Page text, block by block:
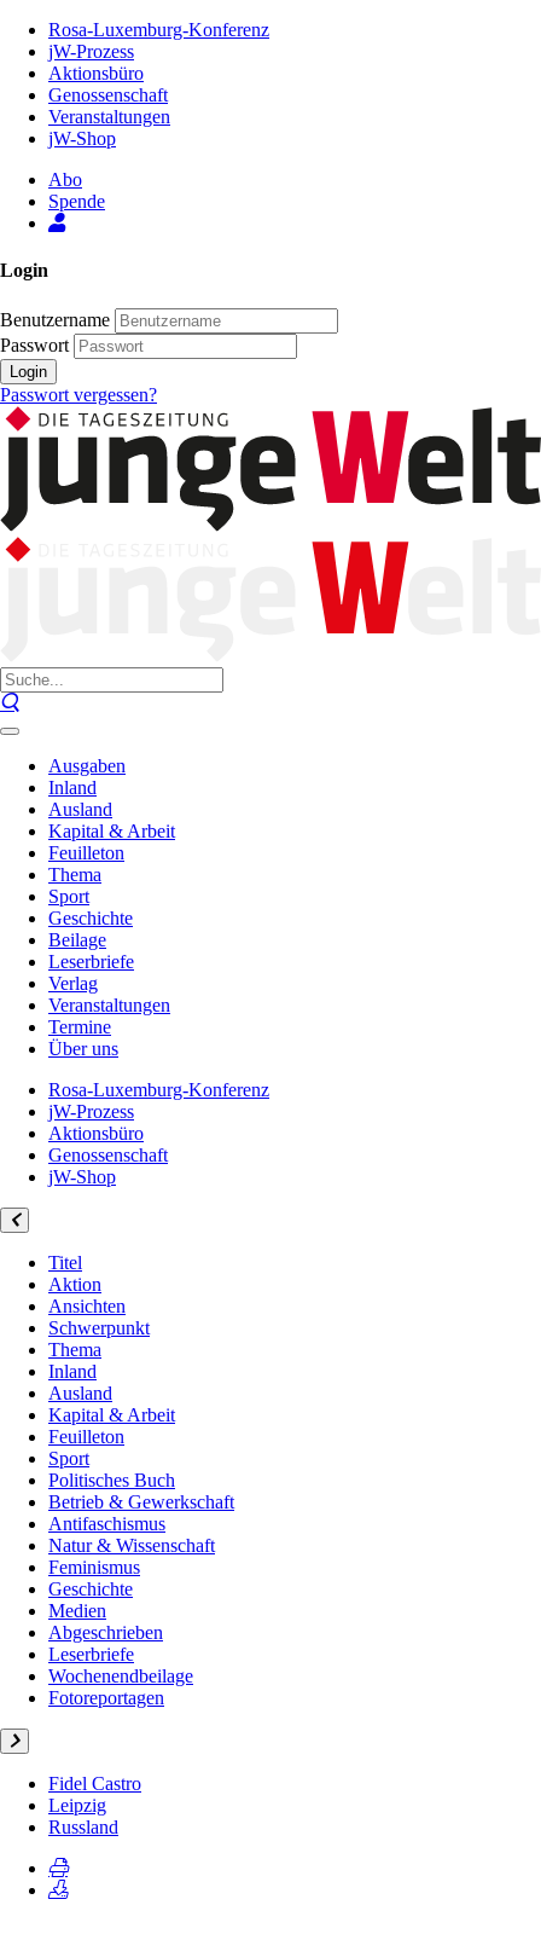
Inhalt
Seite
Rosa-Luxemburg-Konferenz
jW-Prozess
Aktionsbüro
Genossenschaft
Veranstaltungen
jW-Shop
Abo
Spende
Login
Benutzername
Passwort
Login
Passwort vergessen?
Ausgaben
Inland
Ausland
Kapital & Arbeit
Feuilleton
Thema
Sport
Geschichte
Beilage
Leserbriefe
Verlag
Veranstaltungen
Termine
Über uns
Rosa-Luxemburg-Konferenz
jW-Prozess
Aktionsbüro
Genossenschaft
jW-Shop
Titel
Aktion
Ansichten
Schwerpunkt
Thema
Inland
Ausland
Kapital & Arbeit
Feuilleton
Sport
Politisches Buch
Betrieb & Gewerkschaft
Antifaschismus
Natur & Wissenschaft
Feminismus
Geschichte
Medien
Abgeschrieben
Leserbriefe
Wochenendbeilage
Fotoreportagen
Fidel Castro
Leipzig
Russland